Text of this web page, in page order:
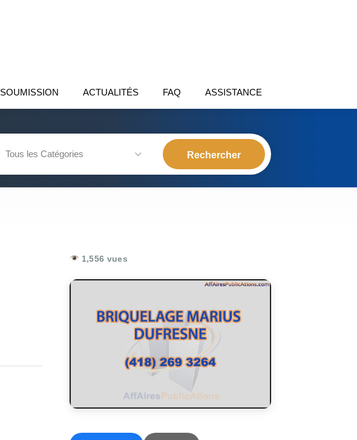
SOUMISSION ACTUALITÉS FAQ ASSISTANCE
Tous les Catégories
1,556 vues